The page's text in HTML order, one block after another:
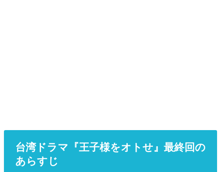
台湾ドラマ『王子様をオトせ』最終回の
あらすじ